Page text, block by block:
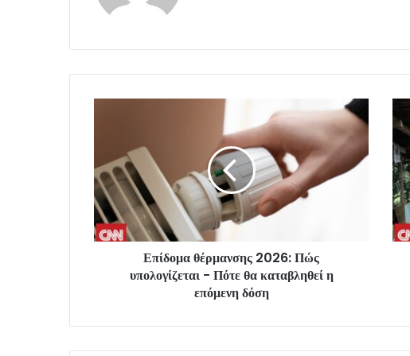
Επίδομα θέρμανσης 2026: Πώς
υπολογίζεται - Πότε θα καταβληθεί η
επόμενη δόση